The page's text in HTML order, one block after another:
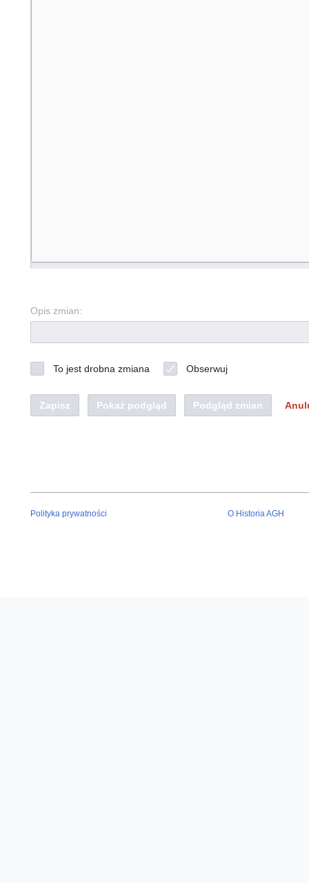
Opis zmian:
To jest drobna zmiana Obserwuj
Zapisz Pokaż podgląd Podgląd zmian
Polityka prywatności O Historia AGH